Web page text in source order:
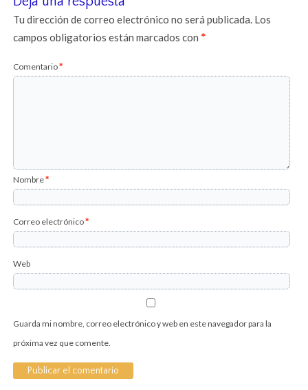
Tu dirección de correo electrónico no será publicada. Los
campos obligatorios están marcados con*
Comentario*
Nombre*
Correo electrónico*
Web
Guarda mi nombre, correo electrónico y web en este navegador para la
próxima vez que comente.